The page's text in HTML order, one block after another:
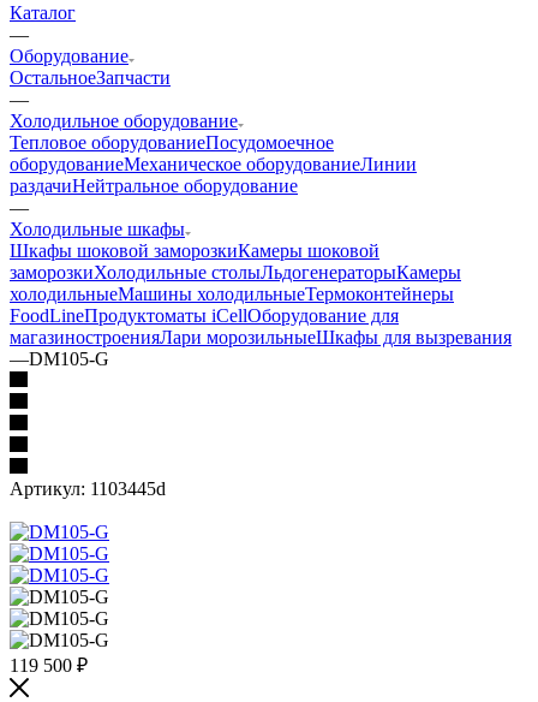
Каталог
—
Оборудование
ОстальноеЗапчасти
—
Холодильное оборудование
Тепловое оборудованиеПосудомоечное
оборудованиеМеханическое оборудованиеЛинии
раздачиНейтральное оборудование
—
Холодильные шкафы
Шкафы шоковой заморозкиКамеры шоковой
заморозкиХолодильные столыЛьдогенераторыКамеры
холодильныеМашины холодильныеТермоконтейнеры
FoodLineПродуктоматы iCellОборудование для
магазиностроенияЛари морозильныеШкафы для вызревания
—DM105-G
Артикул: 1103445d
119 500 ₽